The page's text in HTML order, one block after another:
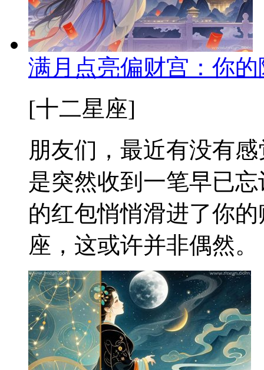
满月点亮偏财宫：你
[十二星座]
朋友们，最近有没有
是突然收到一笔早已
的红包悄悄滑进了你
座，这或许并非偶然